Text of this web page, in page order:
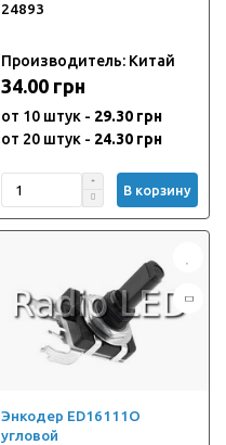
24893
Производитель: Китай
34.00 грн
от 10 штук - 29.30 грн
от 20 штук - 24.30 грн
В корзину
Энкодер ED16111O
угловой